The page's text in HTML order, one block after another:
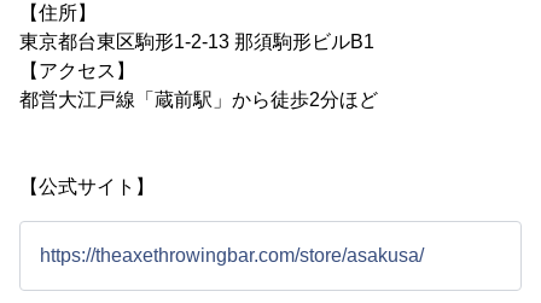
【住所】
東京都台東区駒形1-2-13 那須駒形ビルB1
​【アクセス】
都営大江戸線「蔵前駅」から徒歩2分ほど
【公式サイト】
https://theaxethrowingbar.com/store/asakusa/